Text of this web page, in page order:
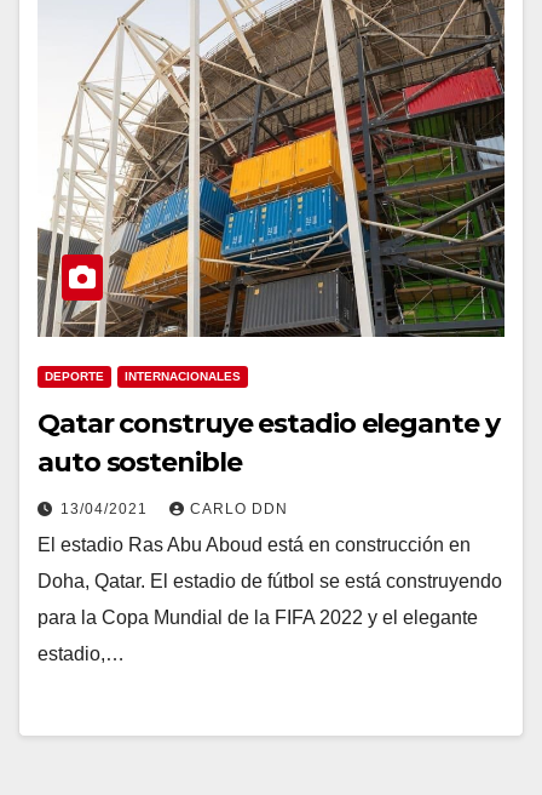
DEPORTE INTERNACIONALES
Qatar construye estadio elegante y
auto sostenible
13/04/2021 CARLO DDN
El estadio Ras Abu Aboud está en construcción en
Doha, Qatar. El estadio de fútbol se está construyendo
para la Copa Mundial de la FIFA 2022 y el elegante
estadio,…